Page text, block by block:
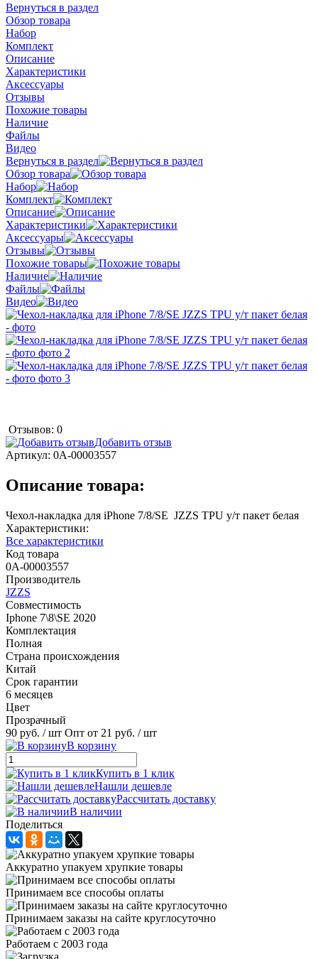
Вернуться в раздел
Обзор товара
Набор
Комплект
Описание
Характеристики
Аксессуары
Отзывы
Похожие товары
Наличие
Файлы
Видео
Вернуться в раздел
Обзор товара
Набор
Комплект
Описание
Характеристики
Аксессуары
Отзывы
Похожие товары
Наличие
Файлы
Видео
Отзывов: 0
Добавить отзыв
Артикул: 0А-00003557
Описание товара:
Чехол-накладка для iPhone 7/8/SE JZZS TPU у/т пакет белая
Характеристики:
Все характеристики
Код товара
0А-00003557
Производитель
JZZS
Совместимость
Iphone 7\8\SE 2020
Комплектация
Полная
Страна происхождения
Китай
Срок гарантии
6 месяцев
Цвет
Прозрачный
90 руб. / шт Опт от 21 руб. / шт
В корзину
Купить в 1 клик
Нашли дешевле
Рассчитать доставку
В наличии
Поделиться
Аккуратно упакуем хрупкие товары
Принимаем все способы оплаты
Принимаем заказы на сайте круглосуточно
Работаем с 2003 года